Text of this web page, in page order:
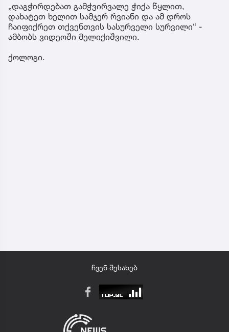
„დაგჭირდებათ გამჭვირვალე ჭიქა წყლით,
დახატეთ ხელით სამჯერ რვიანი და ამ დროს
ჩაიფიქრეთ თქვენთვის სასურველი სურვილი“ -
ამბობს ვიდეოში მელიქიშვილი.
ქოლოგი.
ჩვენ შესახებ